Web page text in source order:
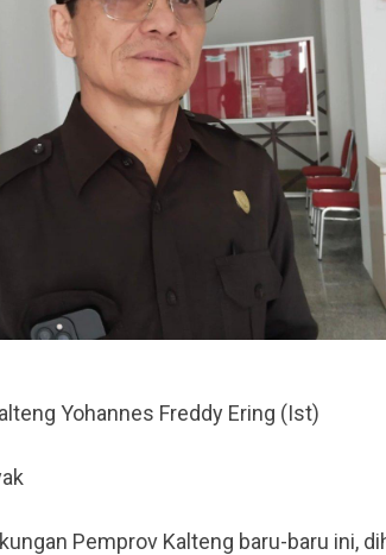
Yohannes Freddy Ering (Ist)
Pemprov Kalteng baru-baru ini,